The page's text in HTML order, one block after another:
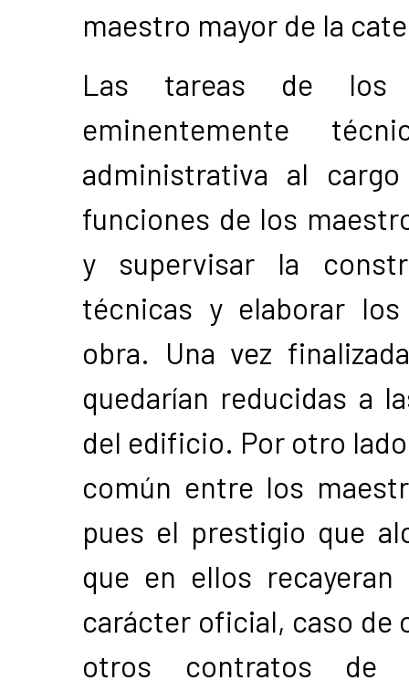
maestro mayor de la
Las tareas de los
eminentemente
administrativa al
funciones de los
y supervisar la
técnicas y elaborar
obra. Una vez
quedarían reducidas a
del edificio. Por otro
común entre los
pues el prestigio que
que en ellos
carácter oficial, caso de
otros contratos de